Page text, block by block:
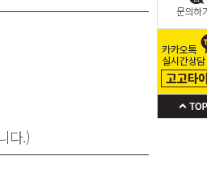
다.)